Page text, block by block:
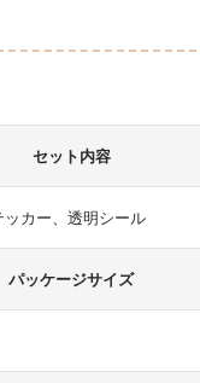
セット内容
カー、透明シール
パッケージサイズ